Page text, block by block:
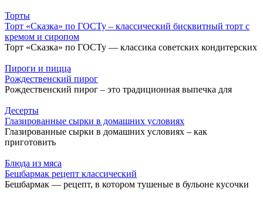
Торты
Торт «Сказка» по ГОСТу – классический бисквитный торт с
кремом и сиропом
Торт «Сказка» по ГОСТу — классика советских кондитерских
Пироги и пицца
Рождественский пирог
Рождественский пирог – это традиционная выпечка для
Десерты
Глазированные сырки в домашних условиях
Глазированные сырки в домашних условиях – как
приготовить
Блюда из мяса
Бешбармак рецепт классический
Бешбармак — рецепт, в котором тушеные в бульоне кусочки